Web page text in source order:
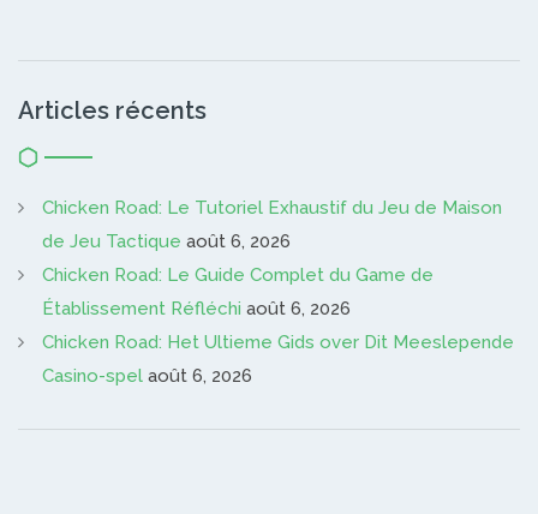
Articles récents
Chicken Road: Le Tutoriel Exhaustif du Jeu de Maison
de Jeu Tactique août 6, 2026
Chicken Road: Le Guide Complet du Game de
Établissement Réfléchi août 6, 2026
Chicken Road: Het Ultieme Gids over Dit Meeslepende
Casino-spel août 6, 2026